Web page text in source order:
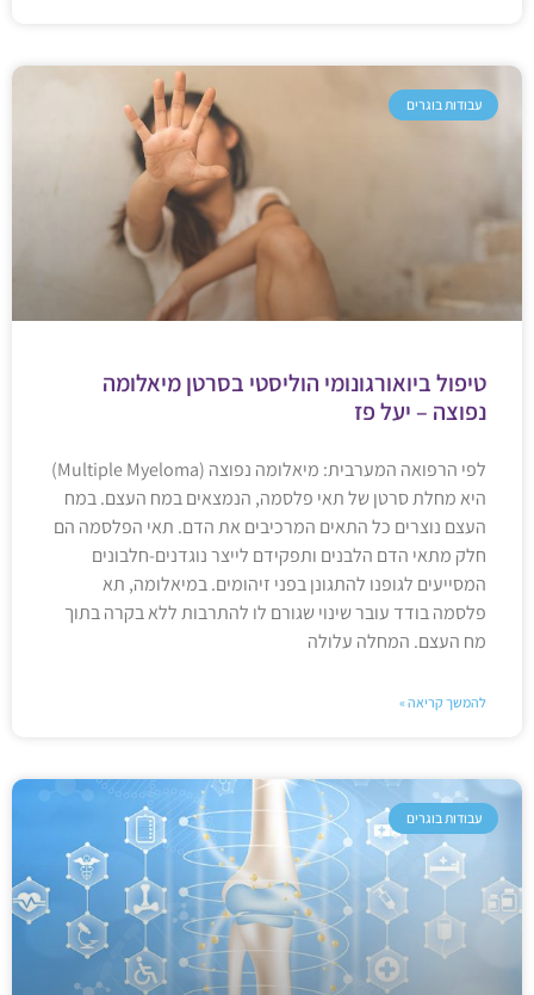
עבודות בוגרים
טיפול ביואורגונומי הוליסטי בסרטן מיאלומה
נפוצה – יעל פז
לפי הרפואה המערבית: מיאלומה נפוצה (Multiple Myeloma)
היא מחלת סרטן של תאי פלסמה, הנמצאים במח העצם. במח
העצם נוצרים כל התאים המרכיבים את הדם. תאי הפלסמה הם
חלק מתאי הדם הלבנים ותפקידם לייצר נוגדנים-חלבונים
המסייעים לגופנו להתגונן בפני זיהומים. במיאלומה, תא
פלסמה בודד עובר שינוי שגורם לו להתרבות ללא בקרה בתוך
מח העצם. המחלה עלולה
להמשך קריאה »
עבודות בוגרים